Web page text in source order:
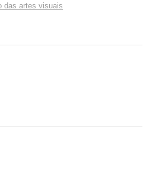
das artes visuais